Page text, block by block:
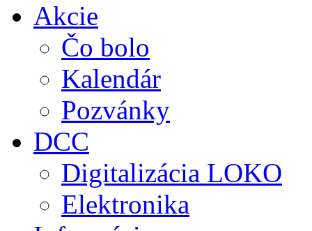
Akcie
Čo bolo
Kalendár
Pozvánky
DCC
Digitalizácia LOKO
Elektronika